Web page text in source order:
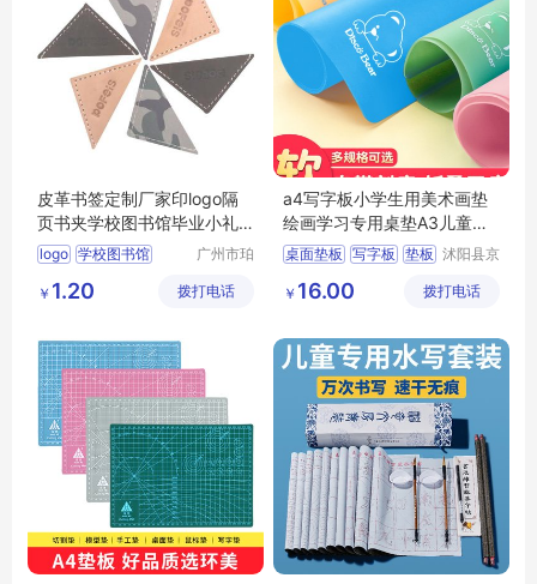
皮革书签定制厂家印logo隔
页书夹学校图书馆毕业小礼
品设计书签夹
logo 学校图书馆
广州市珀
限公司
￥ 1.20 拨打电话
a4写字板小学生用美术画垫
绘画学习专用桌垫A3儿童写
字画画手工桌
桌面垫板 写字板 垫板 沭阳县京
心
￥ 16.00 拨打电话